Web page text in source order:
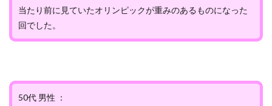
当たり前に見ていたオリンピックが重みのあるものになった
回でした。
50代 男性 ：